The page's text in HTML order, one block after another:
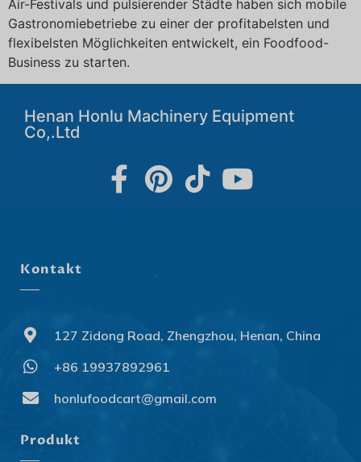
Air-Festivals und pulsierender Städte haben sich mobile
Gastronomiebetriebe zu einer der profitabelsten und
flexibelsten Möglichkeiten entwickelt, ein Foodfood-
Business zu starten.
Henan Honlu Machinery Equipment
Co,.Ltd
Kontakt
127 Zidong Road, Zhengzhou, Henan, China
+86 19937892961
honlufoodcart@gmail.com
Produkt
Slovenčina